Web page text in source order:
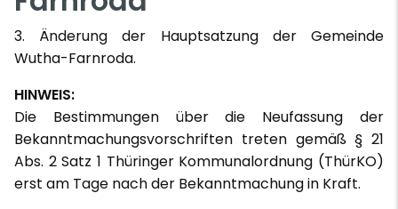
3. Änderung der Hauptsatzung der Gemeinde
Wutha-Farnroda.
HINWEIS:
Die Bestimmungen über die Neufassung der
Bekanntmachungsvorschriften treten gemäß § 21
Abs. 2 Satz 1 Thüringer Kommunalordnung (ThürKO)
erst am Tage nach der Bekanntmachung in Kraft.